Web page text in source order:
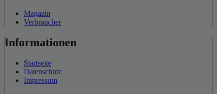
Magazin
Verbraucher
Informationen
Startseite
Datenschutz
Impressum